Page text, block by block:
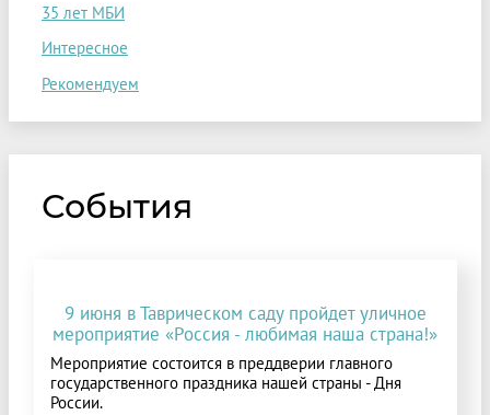
35 лет МБИ
Интересное
Рекомендуем
События
9 июня в Таврическом саду пройдет уличное
мероприятие «Россия - любимая наша страна!»
Мероприятие состоится в преддверии главного
государственного праздника нашей страны - Дня
России.